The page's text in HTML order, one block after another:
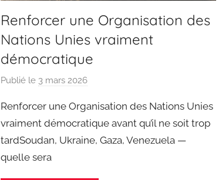
Renforcer une Organisation des
Nations Unies vraiment
démocratique
Publié le 3 mars 2026
r
J
o
Renforcer une Organisation des Nations Unies
vraiment démocratique avant qu’il ne soit trop
tardSoudan, Ukraine, Gaza, Venezuela —
quelle sera